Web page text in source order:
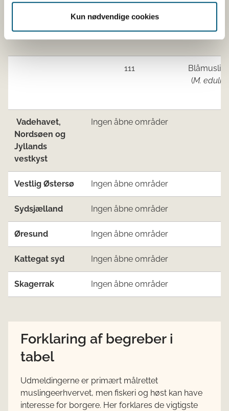
Kun nødvendige cookies
111
111
(M. edulis
Vadehavet,
Nordsøen og
Jyllands
vestkyst
Ingen åbne områder
Vestlig Østersø Ingen åbne områder
Sydsjælland Ingen åbne områder
Øresund Ingen åbne områder
Kattegat syd Ingen åbne områder
Skagerrak Ingen åbne områder
Forklaring af begreber i
tabel
Udmeldingerne er primært målrettet
muslingeerhvervet, men fiskeri og høst kan have
interesse for borgere. Her forklares de vigtigste